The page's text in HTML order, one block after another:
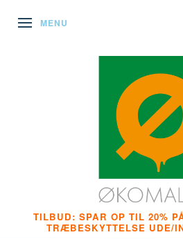
SKIFTE NAVIGATION
MENU
TILBUD: SPAR OP TIL 20%
TRÆBESKYTTELSE UDE/